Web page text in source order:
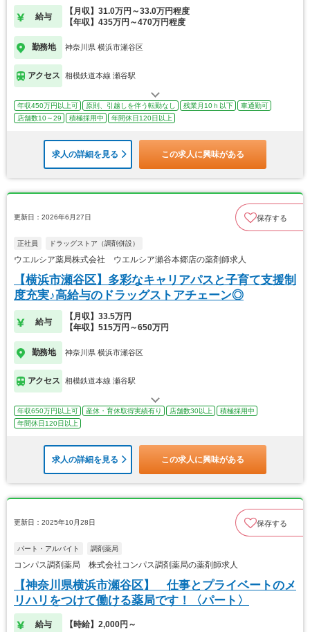
給与
【月収】31.0万円～33.0万円程度
【年収】435万円～470万円程度
勤務地 神奈川県 横浜市瀬谷区
アクセス 相模鉄道本線 瀬谷駅
年収450万円以上可 原則、引越しを伴う転勤なし 残業月10ｈ以下
車通勤可
店舗数10～29
積極採用中 年間休日120日以上
求人の詳細を見る この求人に興味がある
更新日：2026年6月27日 保存する
正社員 ドラッグストア（調剤併設）
ウエルシア薬局株式会社 ウエルシア瀬谷本郷店の薬剤師求人
【横浜市瀬谷区】多彩なキャリアパスと子育て支援制
度充実♪高給与のドラッグストアチェーン◎
給与
【月収】33.5万円
【年収】515万円～650万円
勤務地 神奈川県 横浜市瀬谷区
アクセス 相模鉄道本線 瀬谷駅
年収650万円以上可 産休・育休取得実績有り 店舗数30以上
積極採用中
年間休日120日以上
求人の詳細を見る この求人に興味がある
更新日：2025年10月28日 保存する
パート・アルバイト 調剤薬局
コンパス調剤薬局 株式会社コンパス調剤薬局の薬剤師求人
【神奈川県横浜市瀬谷区】 仕事とプライベートのメ
リハリをつけて働ける薬局です！〈パート〉
給与 【時給】2,000円～